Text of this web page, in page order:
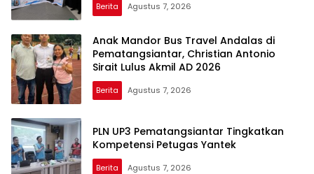
Berita Agustus 7, 2026
Anak Mandor Bus Travel Andalas di
Pematangsiantar, Christian Antonio
Sirait Lulus Akmil AD 2026
Berita Agustus 7, 2026
PLN UP3 Pematangsiantar Tingkatkan
Kompetensi Petugas Yantek
Berita Agustus 7, 2026